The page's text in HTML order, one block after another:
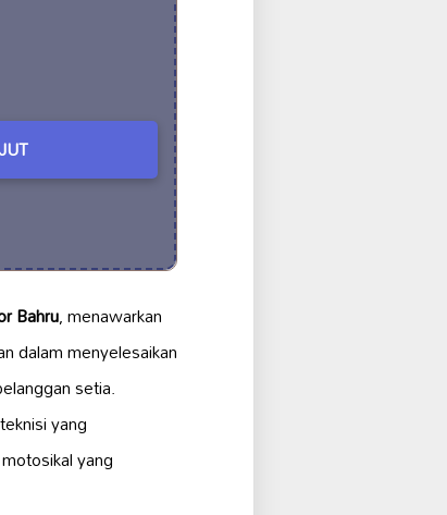
Bahru, menawarkan
dalam menyelesaikan
setia.
yang
yang